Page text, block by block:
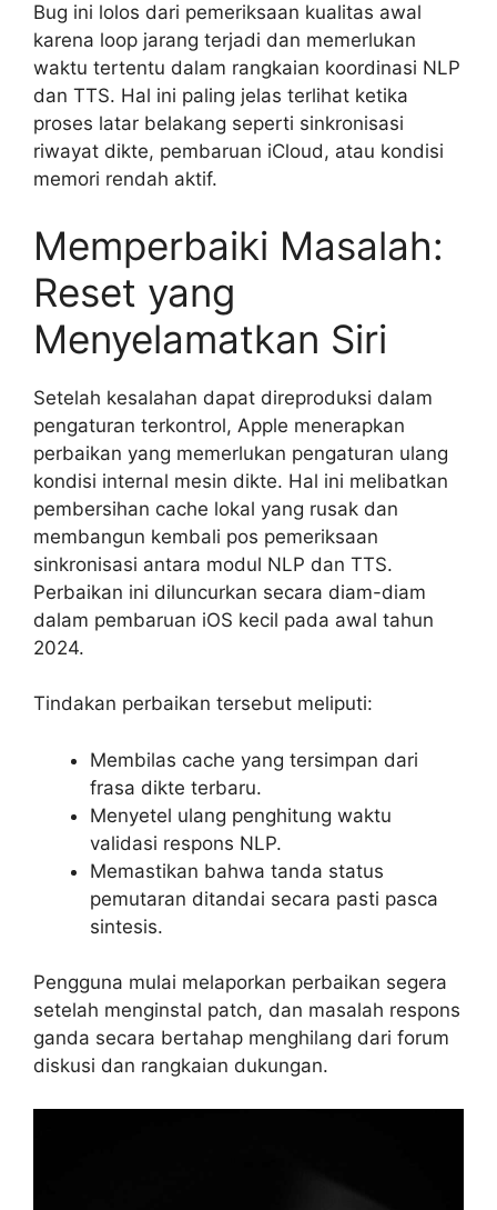
Bug ini lolos dari pemeriksaan kualitas awal
karena loop jarang terjadi dan memerlukan
waktu tertentu dalam rangkaian koordinasi NLP
dan TTS. Hal ini paling jelas terlihat ketika
proses latar belakang seperti sinkronisasi
riwayat dikte, pembaruan iCloud, atau kondisi
memori rendah aktif.
Memperbaiki Masalah:
Reset yang
Menyelamatkan Siri
Setelah kesalahan dapat direproduksi dalam
pengaturan terkontrol, Apple menerapkan
perbaikan yang memerlukan pengaturan ulang
kondisi internal mesin dikte. Hal ini melibatkan
pembersihan cache lokal yang rusak dan
membangun kembali pos pemeriksaan
sinkronisasi antara modul NLP dan TTS.
Perbaikan ini diluncurkan secara diam-diam
dalam pembaruan iOS kecil pada awal tahun
2024.
Tindakan perbaikan tersebut meliputi:
Membilas cache yang tersimpan dari
frasa dikte terbaru.
Menyetel ulang penghitung waktu
validasi respons NLP.
Memastikan bahwa tanda status
pemutaran ditandai secara pasti pasca
sintesis.
Pengguna mulai melaporkan perbaikan segera
setelah menginstal patch, dan masalah respons
ganda secara bertahap menghilang dari forum
diskusi dan rangkaian dukungan.